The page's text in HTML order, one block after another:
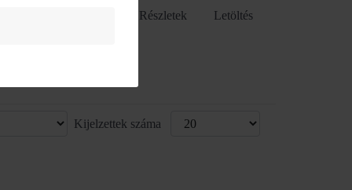
Letöltés
Részletek
Kijelzettek száma